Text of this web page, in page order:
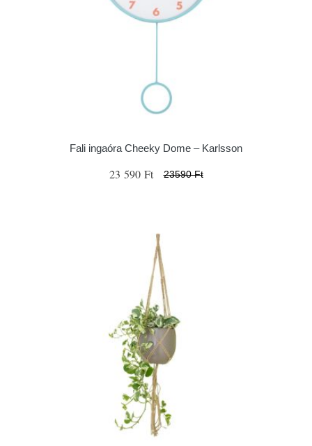
Fali ingaóra Cheeky Dome – Karlsson
23 590 Ft 23590 Ft